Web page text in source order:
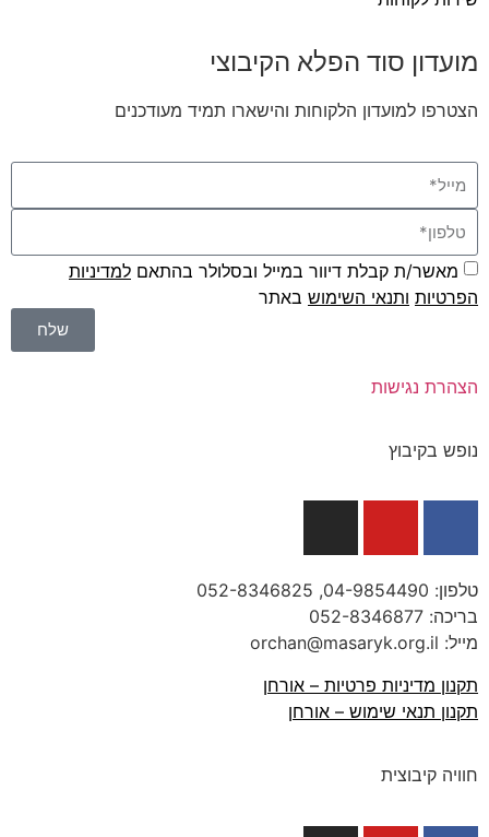
מועדון סוד הפלא הקיבוצי
הצטרפו למועדון הלקוחות והישארו תמיד מעודכנים
מאשר/ת קבלת דיוור במייל ובסלולר בהתאם למדיניות
הפרטיות ותנאי השימוש באתר
שלח
הצהרת נגישות
נופש בקיבוץ
טלפון: 04-9854490
, 052-8346825
בריכה: 052-8346877
מייל: orchan@masaryk.org.il
תקנון מדיניות פרטיות – אורחן
תקנון תנאי שימוש – אורחן
חוויה קיבוצית